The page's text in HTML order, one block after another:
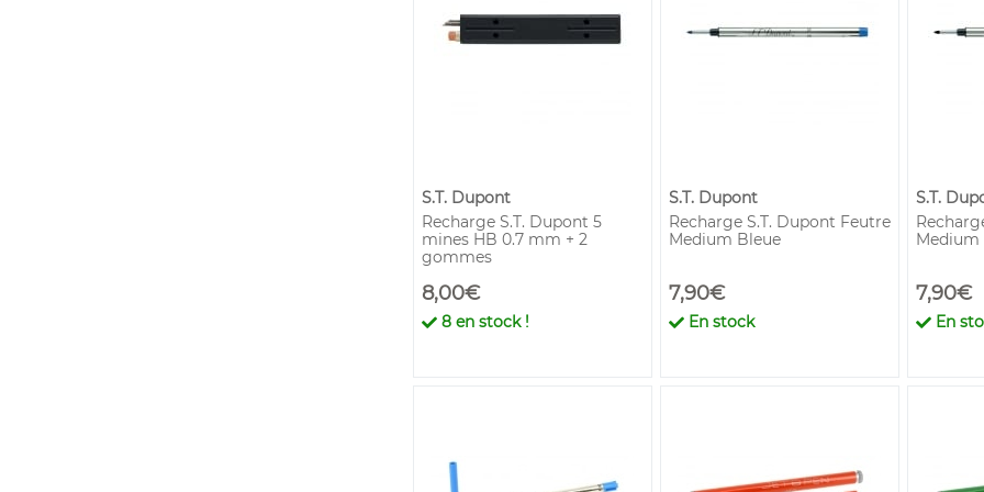
S.T. Dupont
Recharge S.T. Dupont 5
mines HB 0.7 mm + 2
gommes
8,00€
8en stock !
S.T. Dupont
Recharge S.T. Dupont Feutre
Medium Bleue
7,90€
En stock
S.T.
Medium
7,90€
En